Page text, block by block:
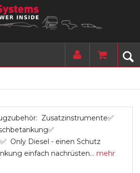
Zusatzinstrumente✅
Only Diesel - einen Schutz
einfach nachrüsten... mehr